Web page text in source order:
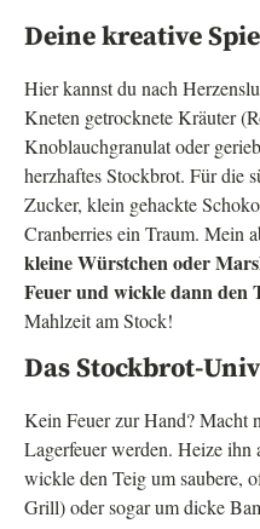
Deine kreative
Hier kannst du nach
Kneten getrocknete Kräuter
Knoblauchgranulat oder
herzhaftes Stockbrot. Für die
Zucker, klein gehackte
Cranberries ein Traum. Mein
kleine Würstchen oder
Feuer und wickle dann den
Mahlzeit am Stock!
Das Stockbrot-
Kein Feuer zur Hand? Macht
Lagerfeuer werden. Heize ihn
wickle den Teig um saubere,
Grill) oder sogar um dicke